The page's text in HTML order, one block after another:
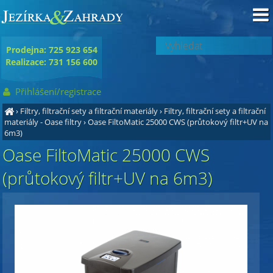
› Filtry, filtrační sety a filtrační materiály› Filtry, filtrační sety a filtrační
materiály - Oase filtry›Oase FiltoMatic 25000 CWS (průtokový filtr+UV na
6m3)
Oase FiltoMatic 25000 CWS
(průtokový filtr+UV na 6m3)
Prodejna: 725 923 654
Realizace: 731 156 600
Přihlášení/registrace